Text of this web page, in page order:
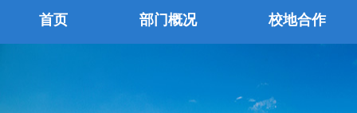
首页 部门概况 校地合作